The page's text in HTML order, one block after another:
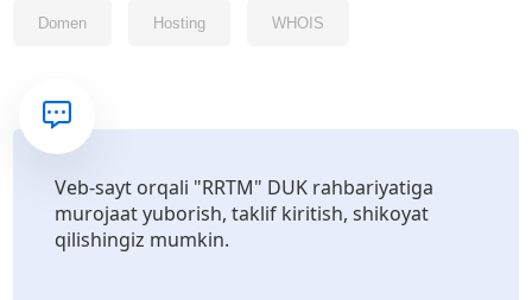
Domen Hosting WHOIS
Veb-sayt orqali "RRTM" DUK rahbariyatiga
murojaat yuborish, taklif kiritish, shikoyat
qilishingiz mumkin.